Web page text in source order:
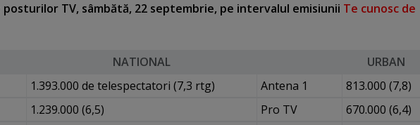
TV, sâmbătă, 22 septembrie, pe intervalul emisiunii Te cunosc de
NATIONAL
URBAN
1.393.000 de telespectatori (7,3 rtg) Antena 1
813.000 (7,8)
1.239.000 (6,5) Pro TV
670.000 (6,4)